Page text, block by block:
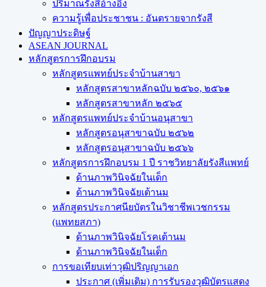
ปริมาณรังสีอ้างอิง
ความรู้เพื่อประชาชน : อันตรายจากรังสี
ปัญญาประดิษฐ์
ASEAN JOURNAL
หลักสูตรการฝึกอบรม
หลักสูตรแพทย์ประจำบ้านสาขา
หลักสูตรสาขาหลักฉบับ ๒๕๖๐, ๒๕๖๑
หลักสูตรสาขาหลัก ๒๕๖๕
หลักสูตรแพทย์ประจำบ้านอนุสาขา
หลักสูตรอนุสาขาฉบับ ๒๕๖๒
หลักสูตรอนุสาขาฉบับ ๒๕๖๖
หลักสูตรการฝึกอบรม 1 ปี ราชวิทยาลัยรังสีแพทย์
ด้านภาพวินิจฉัยในเด็ก
ด้านภาพวินิจฉัยเต้านม
หลักสูตรประกาศนียบัตรในวิชาชีพเวชกรรม
(แพทยสภา)
ด้านภาพวินิจฉัยโรคเต้านม
ด้านภาพวินิจฉัยในเด็ก
การขอเทียบเท่า​วุฒิปริญญา​เอก
ประกาศ (เพิ่มเติม) การรับรองวุฒิบัตรแสดง